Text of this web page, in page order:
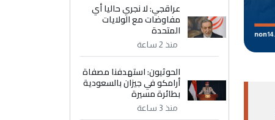
عراقجي: لا نجري حاليا أي
مفاوضات مع الولايات
المتحدة
منذ 2 ساعة
الحوثيون: استهدفنا مصفاة
أرامكو في جيزان بالسعودية
بطائرة مسيرة
منذ 3 ساعة